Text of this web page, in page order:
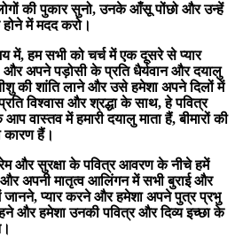
की पुकार सुनो, उनके आँसू पोंछो और उन्हें
में मदद करो।
में, हम सभी को चर्च में एक दूसरे से प्यार
और अपने पड़ोसी के प्रति धैर्यवान और दयालु
की शांति लाने और उसे हमेशा अपने दिलों में
विश्वास और श्रद्धा के साथ, हे पवित्र
वास्तव में हमारी दयालु माता हैं, बीमारों की
कारण हैं।
और सुरक्षा के पवित्र आवरण के नीचे हमें
अपनी मातृत्व आलिंगन में सभी बुराई और
जानने, प्यार करने और हमेशा अपने पुत्र प्रभु
और हमेशा उनकी पवित्र और दिव्य इच्छा के